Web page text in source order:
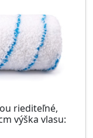
riediteľné,
výška vlasu: